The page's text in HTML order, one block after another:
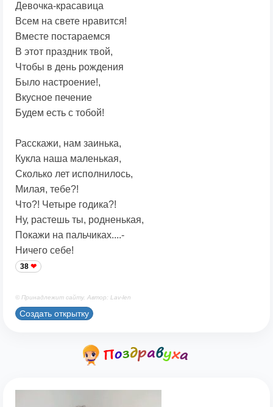
Девочка-красавица
Всем на свете нравится!
Вместе постараемся
В этот праздник твой,
Чтобы в день рождения
Было настроение!,
Вкусное печение
Будем есть с тобой!
Расскажи, нам заинька,
Кукла наша маленькая,
Сколько лет исполнилось,
Милая, тебе?!
Что?! Четыре годика?!
Ну, растешь ты, родненькая,
Покажи на пальчиках....-
Ничего себе!
38
© Принадлежит сайту. Автор: Lav-len
Создать открытку